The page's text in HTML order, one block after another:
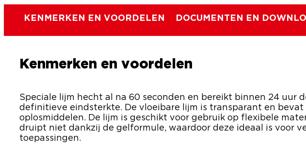
KENMERKEN EN VOORDELEN DOCUMENTEN EN
Kenmerken en voordelen
Speciale lijm hecht al na 60 seconden en bereikt binnen 24 uur
definitieve eindsterkte. De vloeibare lijm is transparant en bevat
oplosmiddelen. De lijm is geschikt voor gebruik op flexibele
druipt niet dankzij de gelformule, waardoor deze ideaal is voor
toepassingen.